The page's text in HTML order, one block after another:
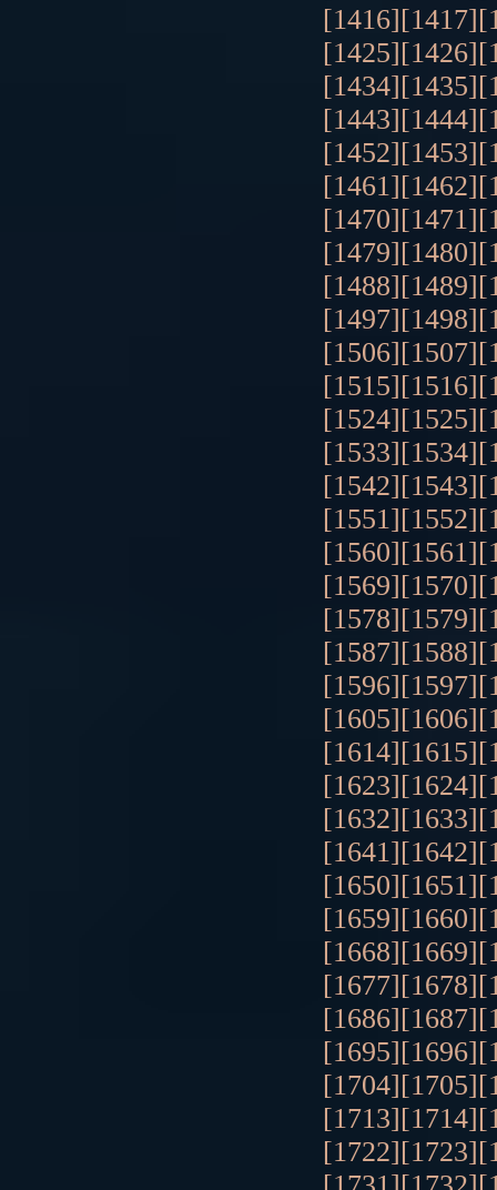
[1416][1417]
[1425][1426]
[1434][1435]
[1443][1444]
[1452][1453]
[1461][1462]
[1470][1471]
[1479][1480]
[1488][1489]
[1497][1498]
[1506][1507]
[1515][1516]
[1524][1525]
[1533][1534]
[1542][1543]
[1551][1552]
[1560][1561]
[1569][1570]
[1578][1579]
[1587][1588]
[1596][1597]
[1605][1606]
[1614][1615]
[1623][1624]
[1632][1633]
[1641][1642]
[1650][1651]
[1659][1660]
[1668][1669]
[1677][1678]
[1686][1687]
[1695][1696]
[1704][1705]
[1713][1714]
[1722][1723]